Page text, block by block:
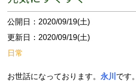
公開日：2020/09/19(土)
更新日：2020/09/19(土)
日常
お世話になっております。 永川 です。